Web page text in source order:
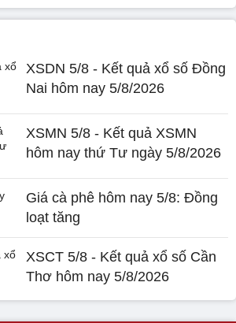
XSDN 5/8 - Kết quả xổ số Đồng
Nai hôm nay 5/8/2026
XSMN 5/8 - Kết quả XSMN
hôm nay thứ Tư ngày 5/8/2026
Giá cà phê hôm nay 5/8: Đồng
loạt tăng
XSCT 5/8 - Kết quả xổ số Cần
Thơ hôm nay 5/8/2026